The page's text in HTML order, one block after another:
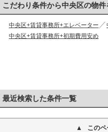
こだわり条件から中央区の物件
中央区+賃貸事務所+エレベーター
中央区+賃貸事務所+初期費用安め
最近検索した条件一覧
この